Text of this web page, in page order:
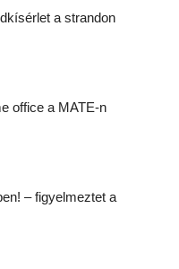
a strandon
office a MATE-n
– figyelmeztet a